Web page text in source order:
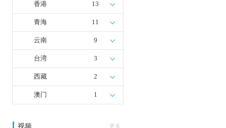
香港 13
青海 11
云南 9
台湾 3
西藏 2
澳门 1
视频 更多